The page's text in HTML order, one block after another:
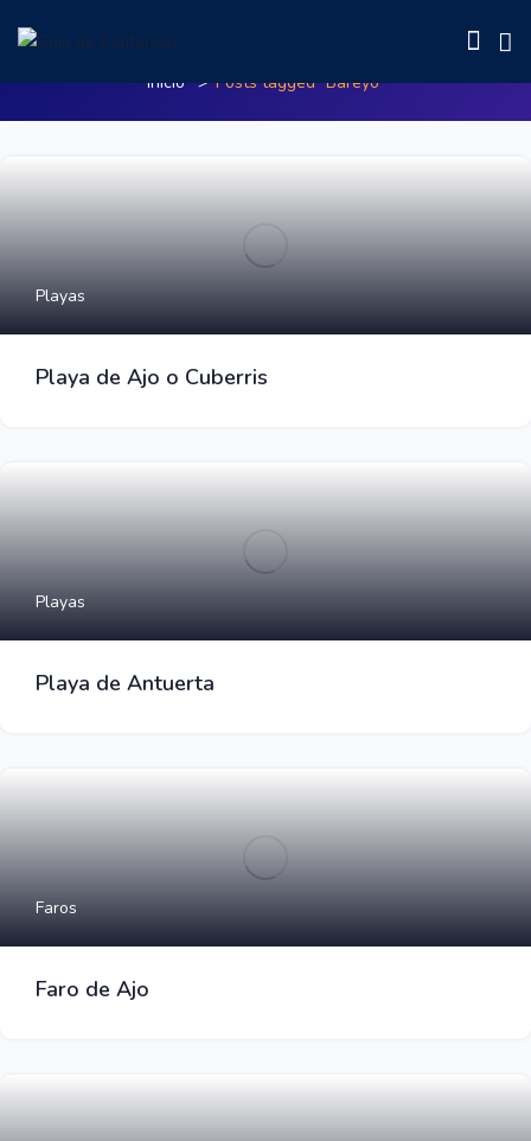
Posts tagged"Bareyo"
Inicio Posts tagged "Bareyo"
Playas
Playa de Ajo o Cuberris
Playas
Playa de Antuerta
Faros
Faro de Ajo